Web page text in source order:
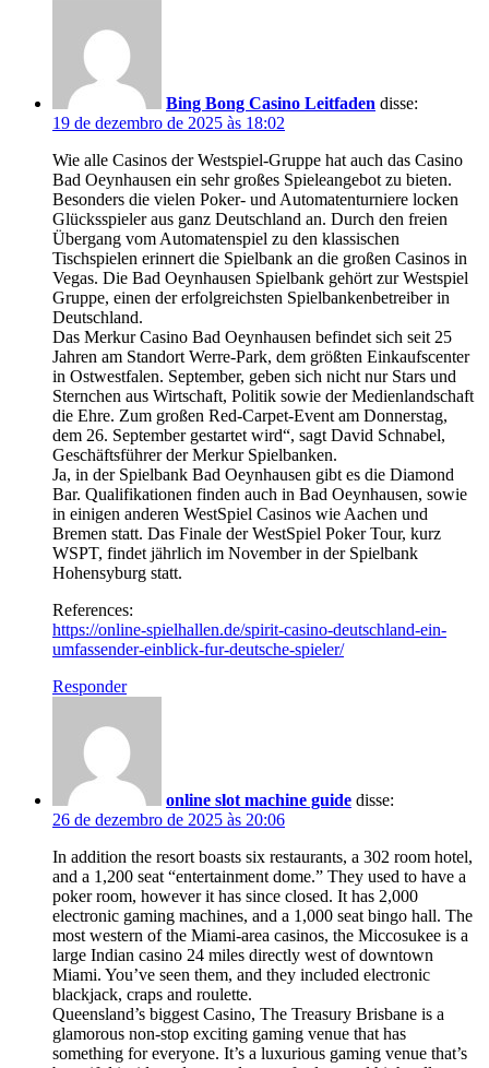
Bing Bong Casino Leitfaden disse:
19 de dezembro de 2025 às 18:02
Wie alle Casinos der Westspiel-Gruppe hat auch das Casino
Bad Oeynhausen ein sehr großes Spieleangebot zu bieten.
Besonders die vielen Poker- und Automatenturniere locken
Glücksspieler aus ganz Deutschland an. Durch den freien
Übergang vom Automatenspiel zu den klassischen
Tischspielen erinnert die Spielbank an die großen Casinos in
Vegas. Die Bad Oeynhausen Spielbank gehört zur Westspiel
Gruppe, einen der erfolgreichsten Spielbankenbetreiber in
Deutschland.
Das Merkur Casino Bad Oeynhausen befindet sich seit 25
Jahren am Standort Werre-Park, dem größten Einkaufscenter
in Ostwestfalen. September, geben sich nicht nur Stars und
Sternchen aus Wirtschaft, Politik sowie der Medienlandschaft
die Ehre. Zum großen Red-Carpet-Event am Donnerstag,
dem 26. September gestartet wird“, sagt David Schnabel,
Geschäftsführer der Merkur Spielbanken.
Ja, in der Spielbank Bad Oeynhausen gibt es die Diamond
Bar. Qualifikationen finden auch in Bad Oeynhausen, sowie
in einigen anderen WestSpiel Casinos wie Aachen und
Bremen statt. Das Finale der WestSpiel Poker Tour, kurz
WSPT, findet jährlich im November in der Spielbank
Hohensyburg statt.
References:
https://online-spielhallen.de/spirit-casino-deutschland-ein-
umfassender-einblick-fur-deutsche-spieler/
Responder
online slot machine guide disse:
26 de dezembro de 2025 às 20:06
In addition the resort boasts six restaurants, a 302 room hotel,
and a 1,200 seat “entertainment dome.” They used to have a
poker room, however it has since closed. It has 2,000
electronic gaming machines, and a 1,000 seat bingo hall. The
most western of the Miami-area casinos, the Miccosukee is a
large Indian casino 24 miles directly west of downtown
Miami. You’ve seen them, and they included electronic
blackjack, craps and roulette.
Queensland’s biggest Casino, The Treasury Brisbane is a
glamorous non-stop exciting gaming venue that has
something for everyone. It’s a luxurious gaming venue that’s